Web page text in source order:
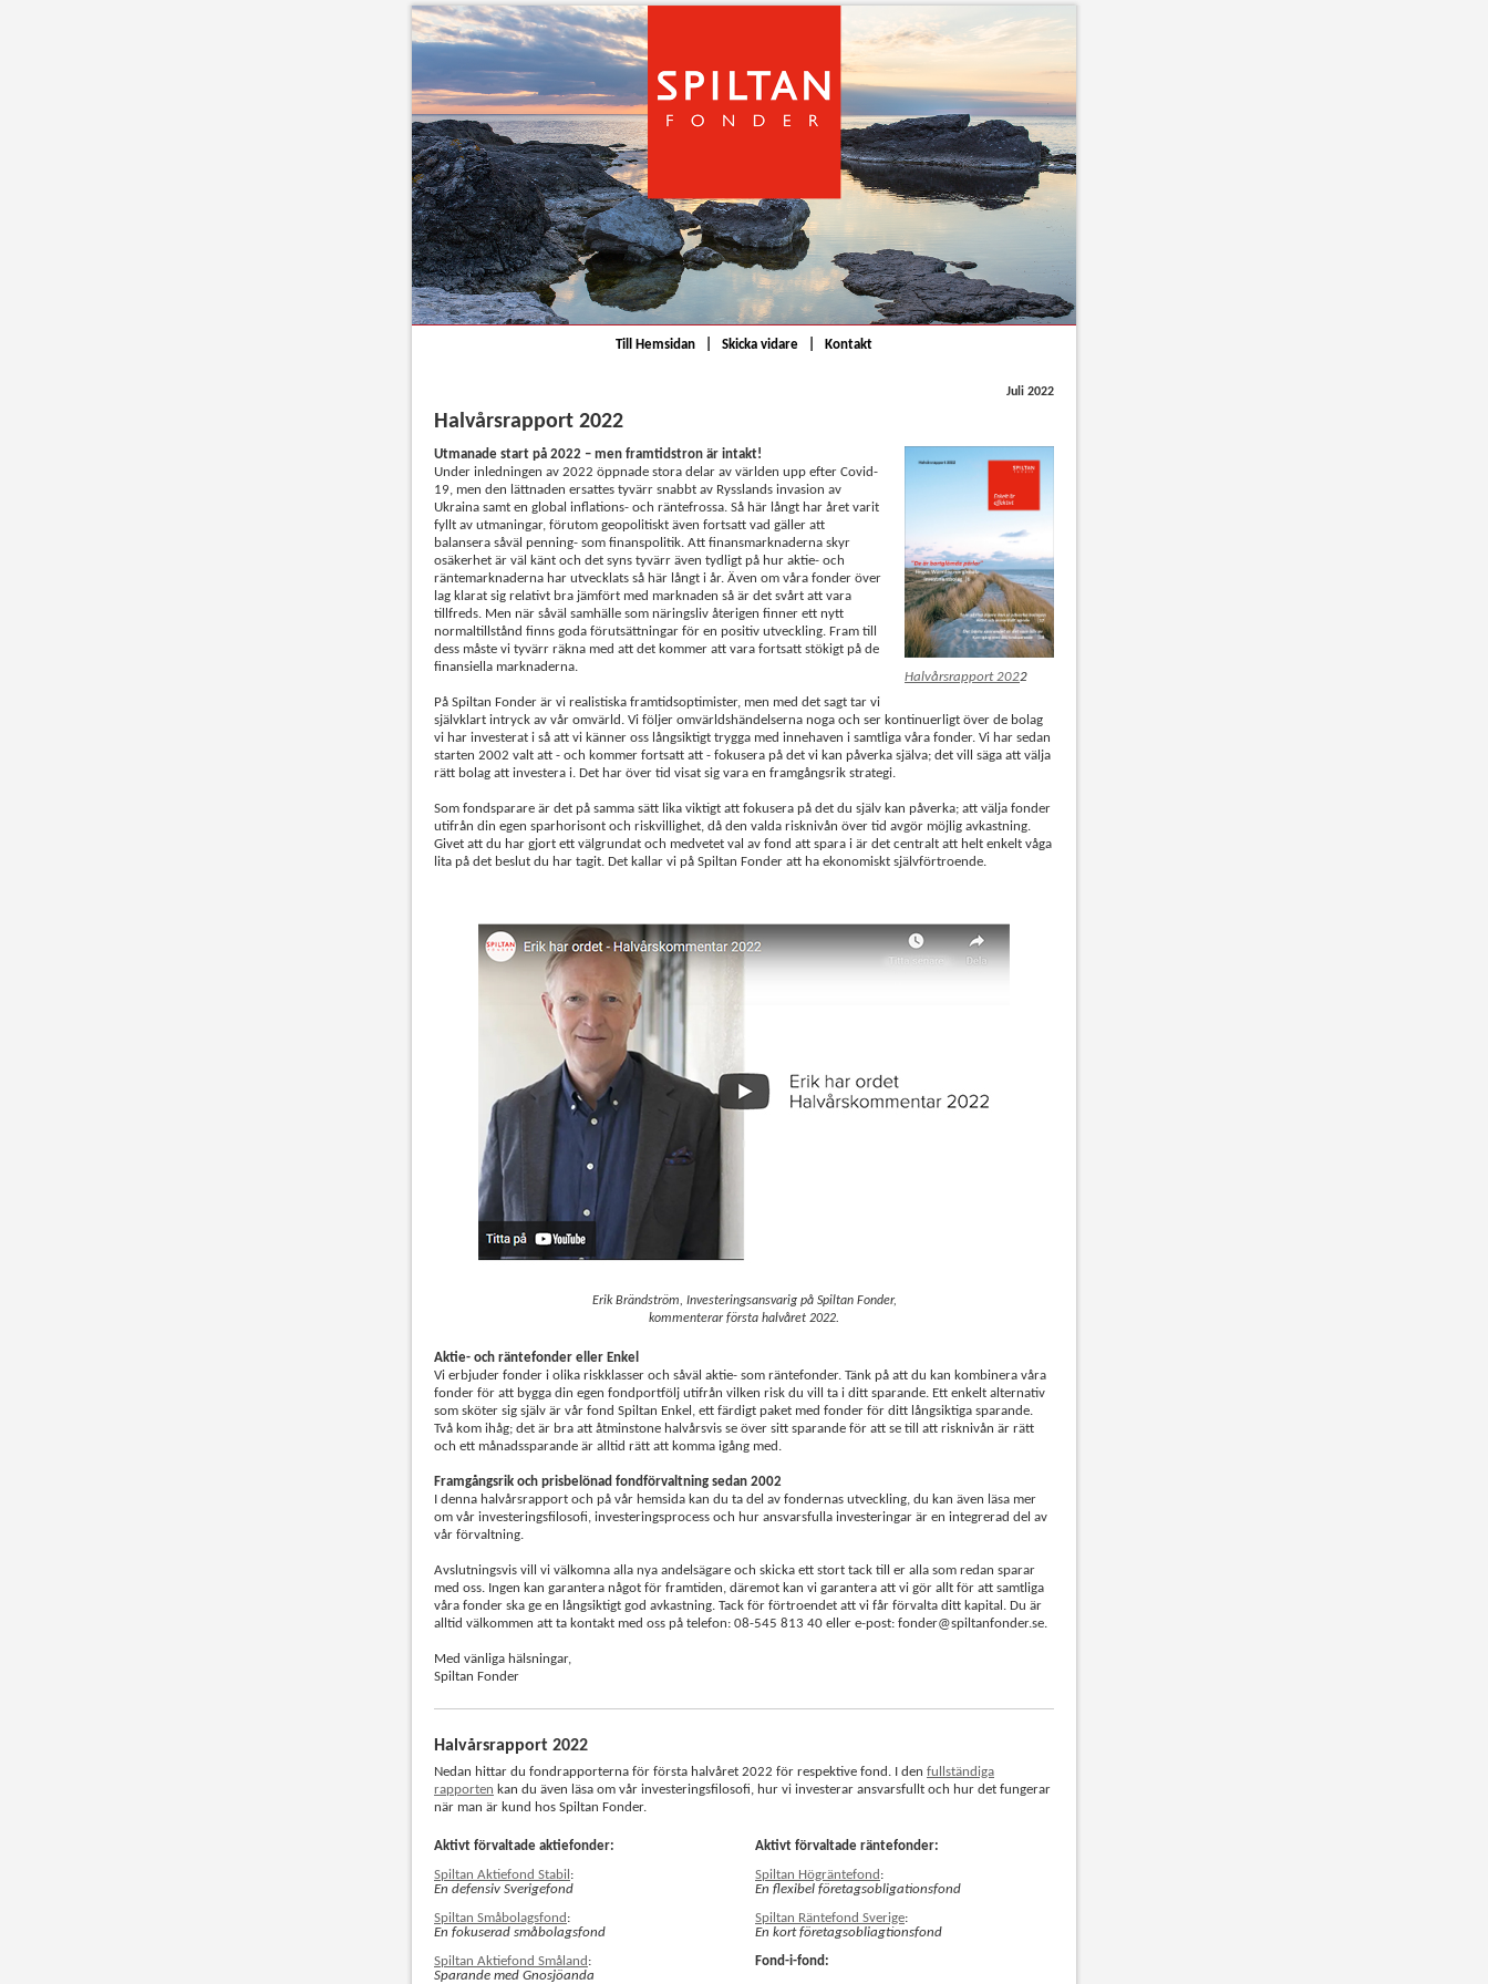
Till Hemsidan Skicka vidare Kontakt
Juli 2022
Halvårsrapport 2022
Halvårsrapport 2022
Utmanade start på 2022 – men framtidstron är intakt!
Under inledningen av 2022 öppnade stora delar av världen upp efter Covid-
19, men den lättnaden ersattes tyvärr snabbt av Rysslands invasion av
Ukraina samt en global inflations- och räntefrossa. Så här långt har året varit
fyllt av utmaningar, förutom geopolitiskt även fortsatt vad gäller att
balansera såväl penning- som finanspolitik. Att finansmarknaderna skyr
osäkerhet är väl känt och det syns tyvärr även tydligt på hur aktie- och
räntemarknaderna har utvecklats så här långt i år. Även om våra fonder över
lag klarat sig relativt bra jämfört med marknaden så är det svårt att vara
tillfreds. Men när såväl samhälle som näringsliv återigen finner ett nytt
normaltillstånd finns goda förutsättningar för en positiv utveckling. Fram till
dess måste vi tyvärr räkna med att det kommer att vara fortsatt stökigt på de
finansiella marknaderna.
På Spiltan Fonder är vi realistiska framtidsoptimister, men med det sagt tar vi
självklart intryck av vår omvärld. Vi följer omvärldshändelserna noga och ser kontinuerligt över de bolag
vi har investerat i så att vi känner oss långsiktigt trygga med innehaven i samtliga våra fonder. Vi har sedan
starten 2002 valt att - och kommer fortsatt att - fokusera på det vi kan påverka själva; det vill säga att välja
rätt bolag att investera i. Det har över tid visat sig vara en framgångsrik strategi.
Som fondsparare är det på samma sätt lika viktigt att fokusera på det du själv kan påverka; att välja fonder
utifrån din egen sparhorisont och riskvillighet, då den valda risknivån över tid avgör möjlig avkastning.
Givet att du har gjort ett välgrundat och medvetet val av fond att spara i är det centralt att helt enkelt våga
lita på det beslut du har tagit. Det kallar vi på Spiltan Fonder att ha ekonomiskt självförtroende.
Erik Brändström, Investeringsansvarig på Spiltan Fonder,
kommenterar första halvåret 2022.
Aktie- och räntefonder eller Enkel
Vi erbjuder fonder i olika riskklasser och såväl aktie- som räntefonder. Tänk på att du kan kombinera våra
fonder för att bygga din egen fondportfölj utifrån vilken risk du vill ta i ditt sparande. Ett enkelt alternativ
som sköter sig själv är vår fond Spiltan Enkel, ett färdigt paket med fonder för ditt långsiktiga sparande.
Två kom ihåg; det är bra att åtminstone halvårsvis se över sitt sparande för att se till att risknivån är rätt
och ett månadssparande är alltid rätt att komma igång med.
Framgångsrik och prisbelönad fondförvaltning sedan 2002
I denna halvårsrapport och på vår hemsida kan du ta del av fondernas utveckling, du kan även läsa mer
om vår investeringsfilosofi, investeringsprocess och hur ansvarsfulla investeringar är en integrerad del av
vår förvaltning.
Avslutningsvis vill vi välkomna alla nya andelsägare och skicka ett stort tack till er alla som redan sparar
med oss. Ingen kan garantera något för framtiden, däremot kan vi garantera att vi gör allt för att samtliga
våra fonder ska ge en långsiktigt god avkastning. Tack för förtroendet att vi får förvalta ditt kapital. Du är
alltid välkommen att ta kontakt med oss på telefon: 08-545 813 40 eller e-post: fonder@spiltanfonder.se.
Med vänliga hälsningar,
Spiltan Fonder
Halvårsrapport 2022
Nedan hittar du fondrapporterna för första halvåret 2022 för respektive fond. I den fullständiga
rapporten kan du även läsa om vår investeringsfilosofi, hur vi investerar ansvarsfullt och hur det fungerar
när man är kund hos Spiltan Fonder.
Aktivt förvaltade aktiefonder:
Spiltan Aktiefond Stabil :
En defensiv Sverigefond
Spiltan Småbolagsfond :
En fokuserad småbolagsfond
Spiltan Aktiefond Småland :
Sparande med Gnosjöanda
Aktivt förvaltade räntefonder:
Spiltan Högräntefond :
En flexibel företagsobligationsfond
Spiltan Räntefond Sverige:
En kort företagsobliagtionsfond
Fond-i-fond: